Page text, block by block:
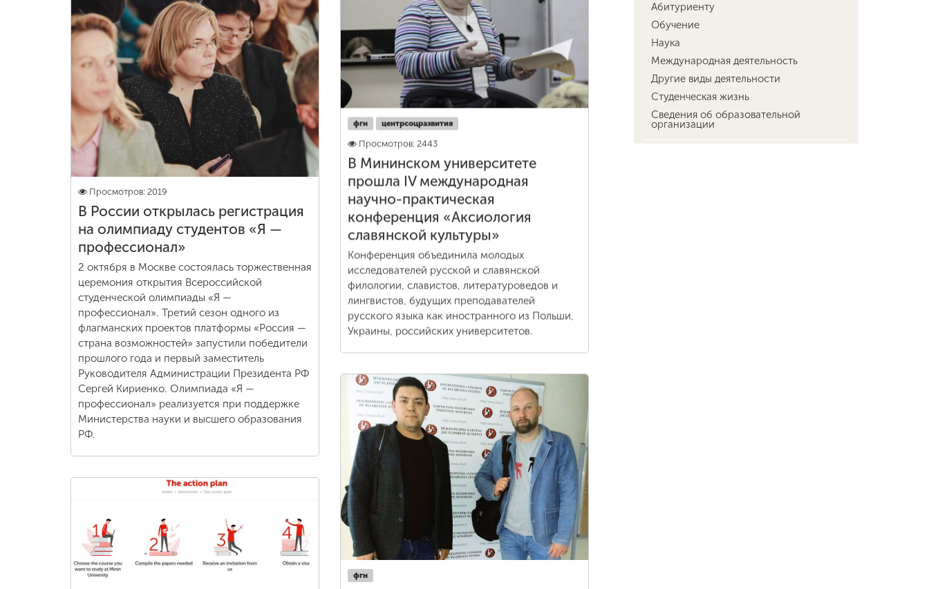
фгн центрсоцразвития
Просмотров: 2443
В Мининском университете
прошла IV международная
научно-практическая
конференция «Аксиология
славянской культуры»
Конференция объединила молодых
исследователей русской и славянской
филологии, славистов, литературоведов и
лингвистов, будущих преподавателей
русского языка как иностранного из Польши,
Украины, российских университетов.
Просмотров: 2019
В России открылась регистрация
на олимпиаду студентов «Я —
профессионал»
2 октября в Москве состоялась торжественная
церемония открытия Всероссийской
студенческой олимпиады «Я —
профессионал». Третий сезон одного из
флагманских проектов платформы «Россия —
страна возможностей» запустили победители
прошлого года и первый заместитель
Руководителя Администрации Президента РФ
Сергей Кириенко. Олимпиада «Я —
профессионал» реализуется при поддержке
Министерства науки и высшего образования
РФ.
фгн
Абитуриенту
Обучение
Наука
Международная деятельность
Другие виды деятельности
Студенческая жизнь
Сведения об образовательной
организации